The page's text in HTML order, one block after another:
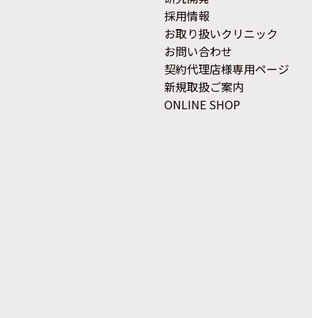
採用情報
お取り扱いクリニック
お問い合わせ
契約代理店様専用ページ
新規取扱ご案内
ONLINE SHOP